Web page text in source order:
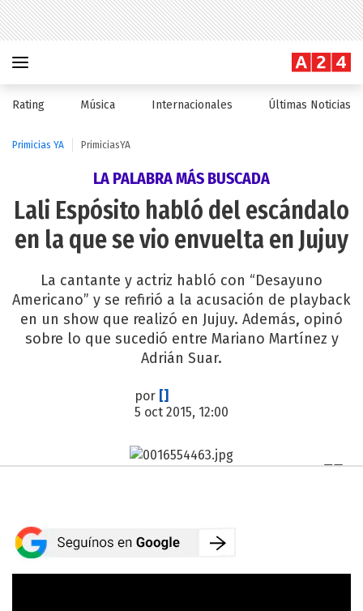
Rating Música Internacionales Últimas Noticias
Primicias YA PrimiciasYA
LA PALABRA MÁS BUSCADA
Lali Espósito habló del escándalo
en la que se vio envuelta en Jujuy
La cantante y actriz habló con “Desayuno
Americano” y se refirió a la acusación de playback
en un show que realizó en Jujuy. Además, opinó
sobre lo que sucedió entre Mariano Martínez y
Adrián Suar.
por []
5 oct 2015, 12:00